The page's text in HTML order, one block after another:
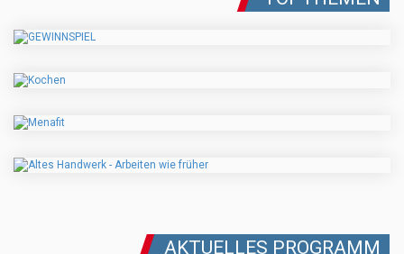
AKTUELLES PROGRAMM